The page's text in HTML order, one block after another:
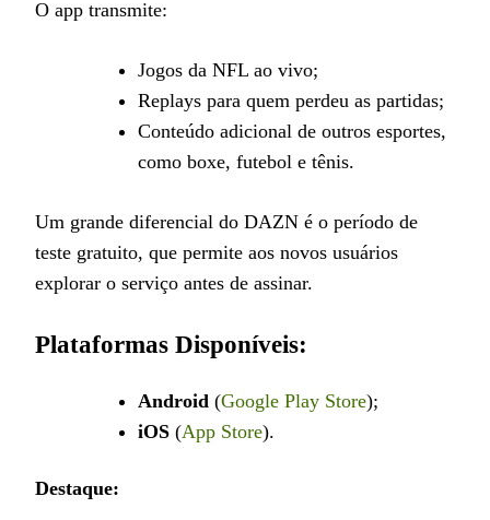
O app transmite:
Jogos da NFL ao vivo;
Replays para quem perdeu as partidas;
Conteúdo adicional de outros esportes,
como boxe, futebol e tênis.
Um grande diferencial do DAZN é o período de
teste gratuito, que permite aos novos usuários
explorar o serviço antes de assinar.
Plataformas Disponíveis:
Android (Google Play Store);
iOS (App Store).
Destaque: